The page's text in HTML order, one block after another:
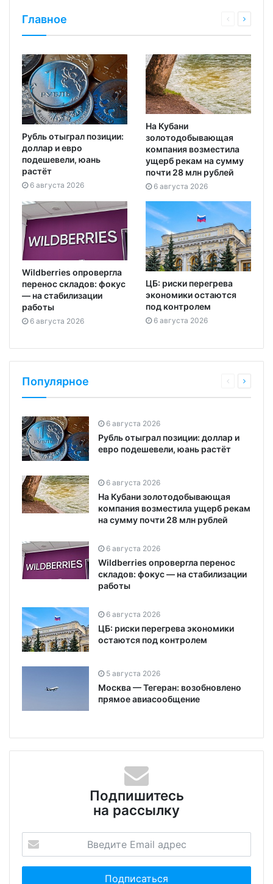
Главное
Рубль отыграл позиции:
доллар и евро
подешевели, юань
растёт
6 августа 2026
На Кубани
золотодобывающая
компания возместила
ущерб рекам на сумму
почти 28 млн рублей
6 августа 2026
Wildberries опровергла
перенос складов: фокус
— на стабилизации
работы
6 августа 2026
ЦБ: риски перегрева
экономики остаются
под контролем
6 августа 2026
Популярное
6 августа 2026
Рубль отыграл позиции: доллар и
евро подешевели, юань растёт
6 августа 2026
На Кубани золотодобывающая
компания возместила ущерб рекам
на сумму почти 28 млн рублей
6 августа 2026
Wildberries опровергла перенос
складов: фокус — на стабилизации
работы
6 августа 2026
ЦБ: риски перегрева экономики
остаются под контролем
5 августа 2026
Москва — Тегеран: возобновлено
прямое авиасообщение
Подпишитесь
на рассылку